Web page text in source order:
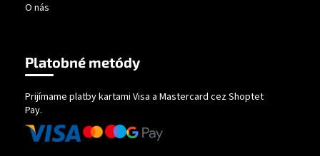
O nás
Platobné metódy
Prijímame platby kartami Visa a Mastercard cez Shoptet
Pay.